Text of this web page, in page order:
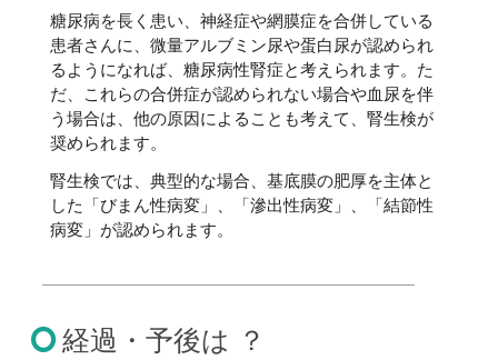
糖尿病を長く患い、神経症や網膜症を合併している
患者さんに、微量アルブミン尿や蛋白尿が認められ
るようになれば、糖尿病性腎症と考えられます。た
だ、これらの合併症が認められない場合や血尿を伴
う場合は、他の原因によることも考えて、腎生検が
奨められます。
腎生検では、典型的な場合、基底膜の肥厚を主体と
した「びまん性病変」、「滲出性病変」、「結節性
病変」が認められます。
経過・予後は ？